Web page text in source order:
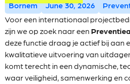
Bornem June 30, 2026
Voor een internationaal
zijn we op zoek naar een
deze functie draag je actief bij aan
kwalitatieve uitvoering van
komt terecht in een dynamische,
waar veiligheid, samenwerking en